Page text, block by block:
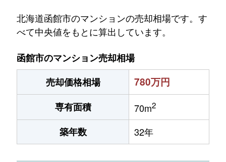
北海道函館市のマンションの売却相場です。す
べて中央値をもとに算出しています。
函館市のマンション売却相場
売却価格相場
780万円
専有面積 70m2
築年数 32年